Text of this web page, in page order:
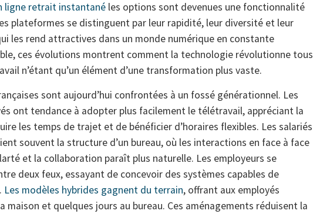
ligne retrait instantané les options sont devenues une fonctionnalité
plateformes se distinguent par leur rapidité, leur diversité et leur
les rend attractives dans un monde numérique en constante
ces évolutions montrent comment la technologie révolutionne tous
n’étant qu’un élément d’une transformation plus vaste.
sont aujourd’hui confrontées à un fossé générationnel. Les
ont tendance à adopter plus facilement le télétravail, appréciant la
les temps de trajet et de bénéficier d’horaires flexibles. Les salariés
souvent la structure d’un bureau, où les interactions en face à face
et la collaboration paraît plus naturelle. Les employeurs se
deux feux, essayant de concevoir des systèmes capables de
Les modèles hybrides gagnent du terrain, offrant aux employés
maison et quelques jours au bureau. Ces aménagements réduisent la